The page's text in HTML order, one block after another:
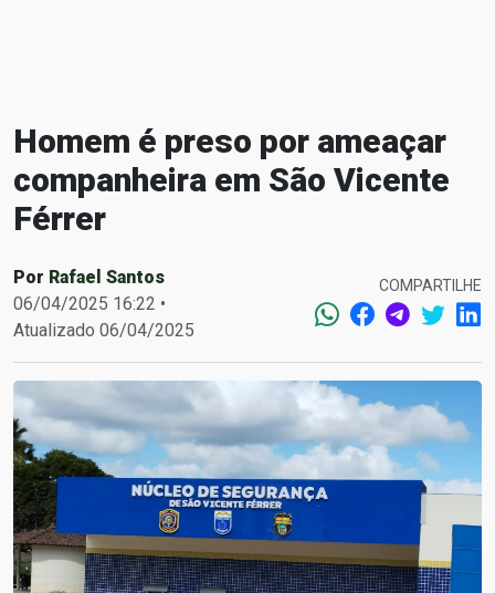
Homem é preso por ameaçar
companheira em São Vicente
Férrer
Por Rafael Santos
06/04/2025 16:22 •
Atualizado 06/04/2025
COMPARTILHE